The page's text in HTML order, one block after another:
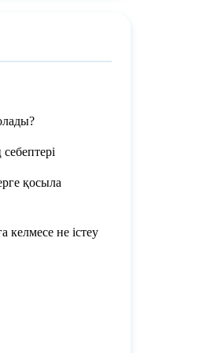
қосыла
келмесе не істеу